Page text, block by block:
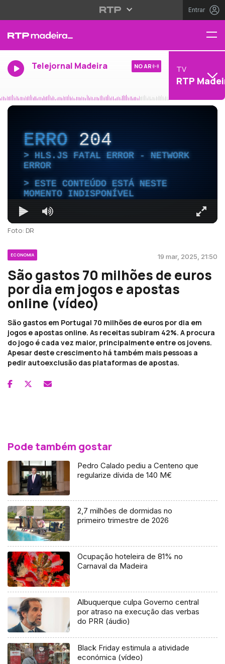
Entrar
Telejornal Madeira NO AR TV
RTP
ERRO204
HLS.JS FATAL ERROR - NETWORK
ERROR
ESTE CONTEÚDO ESTÁ NESTE
MOMENTO INDISPONÍVEL
Foto: DR
ECONOMIA 19 mar, 2025, 21:50
São gastos 70 milhões de euros
por dia em jogos e apostas
online (vídeo)
São gastos em Portugal 70 milhões de euros por dia em
jogos e apostas online. As receitas subiram 42%. A procura
do jogo é cada vez maior, principalmente entre os jovens.
Apesar deste crescimento há também mais pessoas a
pedir autoexclusão das plataformas de apostas.
Pode também gostar
Pedro Calado pediu a Centeno que
regularize dívida de 140 M€
2,7 milhões de dormidas no
primeiro trimestre de 2026
Ocupação hoteleira de 81% no
Carnaval da Madeira
Albuquerque culpa Governo central
por atraso na execução das verbas
do PRR (áudio)
Black Friday estimula a atividade
económica (vídeo)